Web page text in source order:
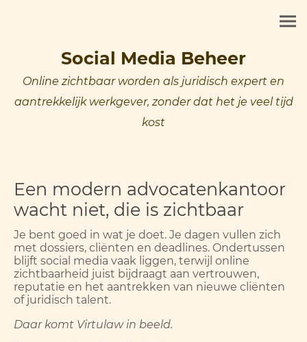
Social Media Beheer
Online zichtbaar worden als juridisch expert en
aantrekkelijk werkgever, zonder dat het je veel tijd
kost
Een modern advocatenkantoor
wacht niet, die is zichtbaar
Je bent goed in wat je doet. Je dagen vullen zich
met dossiers, cliënten en deadlines. Ondertussen
blijft social media vaak liggen, terwijl online
zichtbaarheid juist bijdraagt aan vertrouwen,
reputatie en het aantrekken van nieuwe cliënten
of juridisch talent.
Daar komt Virtulaw in beeld.